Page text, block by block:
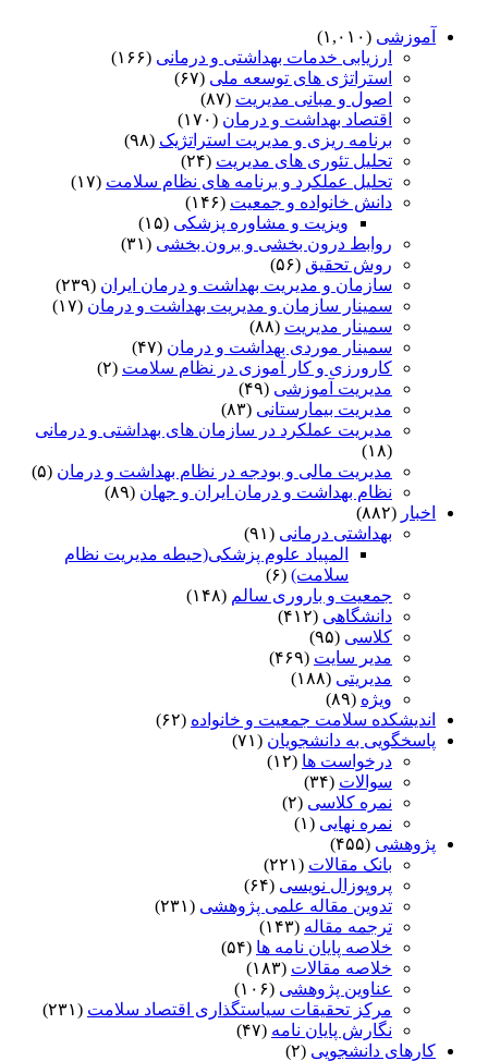
آموزشی (۱,۰۱۰)
ارزیابی خدمات بهداشتی و درمانی (۱۶۶)
استراتژی های توسعه ملی (۶۷)
اصول و مبانی مدیریت (۸۷)
اقتصاد بهداشت و درمان (۱۷۰)
برنامه ریزی و مدیریت استراتژیک (۹۸)
تحلیل تئوری های مدیریت (۲۴)
تحلیل عملکرد و برنامه های نظام سلامت (۱۷)
دانش خانواده و جمعیت (۱۴۶)
ویزیت و مشاوره پزشکی (۱۵)
روابط درون بخشی و برون بخشی (۳۱)
روش تحقیق (۵۶)
سازمان و مدیریت بهداشت و درمان ایران (۲۳۹)
سمینار سازمان و مدیریت بهداشت و درمان (۱۷)
سمینار مدیریت (۸۸)
سمینار موردی بهداشت و درمان (۴۷)
کارورزی و کار آموزی در نظام سلامت (۲)
مدیریت آموزشی (۴۹)
مدیریت بیمارستانی (۸۳)
مدیریت عملکرد در سازمان های بهداشتی و درمانی
(۱۸)
مدیریت مالی و بودجه در نظام بهداشت و درمان (۵)
نظام بهداشت و درمان ایران و جهان (۸۹)
اخبار (۸۸۲)
بهداشتی درمانی (۹۱)
المپیاد علوم پزشکی(حیطه مدیریت نظام
سلامت) (۶)
جمعیت و باروری سالم (۱۴۸)
دانشگاهی (۴۱۲)
کلاسی (۹۵)
مدیر سایت (۴۶۹)
مدیریتی (۱۸۸)
ویژه (۸۹)
اندیشکده سلامت جمعیت و خانواده (۶۲)
پاسخگویی به دانشجویان (۷۱)
درخواست ها (۱۲)
سوالات (۳۴)
نمره کلاسی (۲)
نمره نهایی (۱)
پژوهشی (۴۵۵)
بانک مقالات (۲۲۱)
پروپوزال نویسی (۶۴)
تدوین مقاله علمی پژوهشی (۲۳۱)
ترجمه مقاله (۱۴۳)
خلاصه پایان نامه ها (۵۴)
خلاصه مقالات (۱۸۳)
عناوین پژوهشی (۱۰۶)
مرکز تحقیقات سیاستگذاری اقتصاد سلامت (۲۳۱)
نگارش پایان نامه (۴۷)
کارهای دانشجویی (۲)